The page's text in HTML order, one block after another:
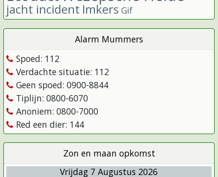
jacht incident Imkers Gif
Alarm Mummers
Spoed: 112
Verdachte situatie: 112
Geen spoed: 0900-8844
Tiplijn: 0800-6070
Anoniem: 0800-7000
Red een dier: 144
Zon en maan opkomst
Vrijdag 7 Augustus 2026